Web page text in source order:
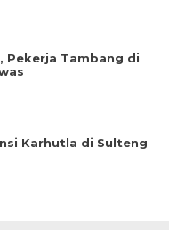
Pekerja Tambang di
Karhutla di Sulteng